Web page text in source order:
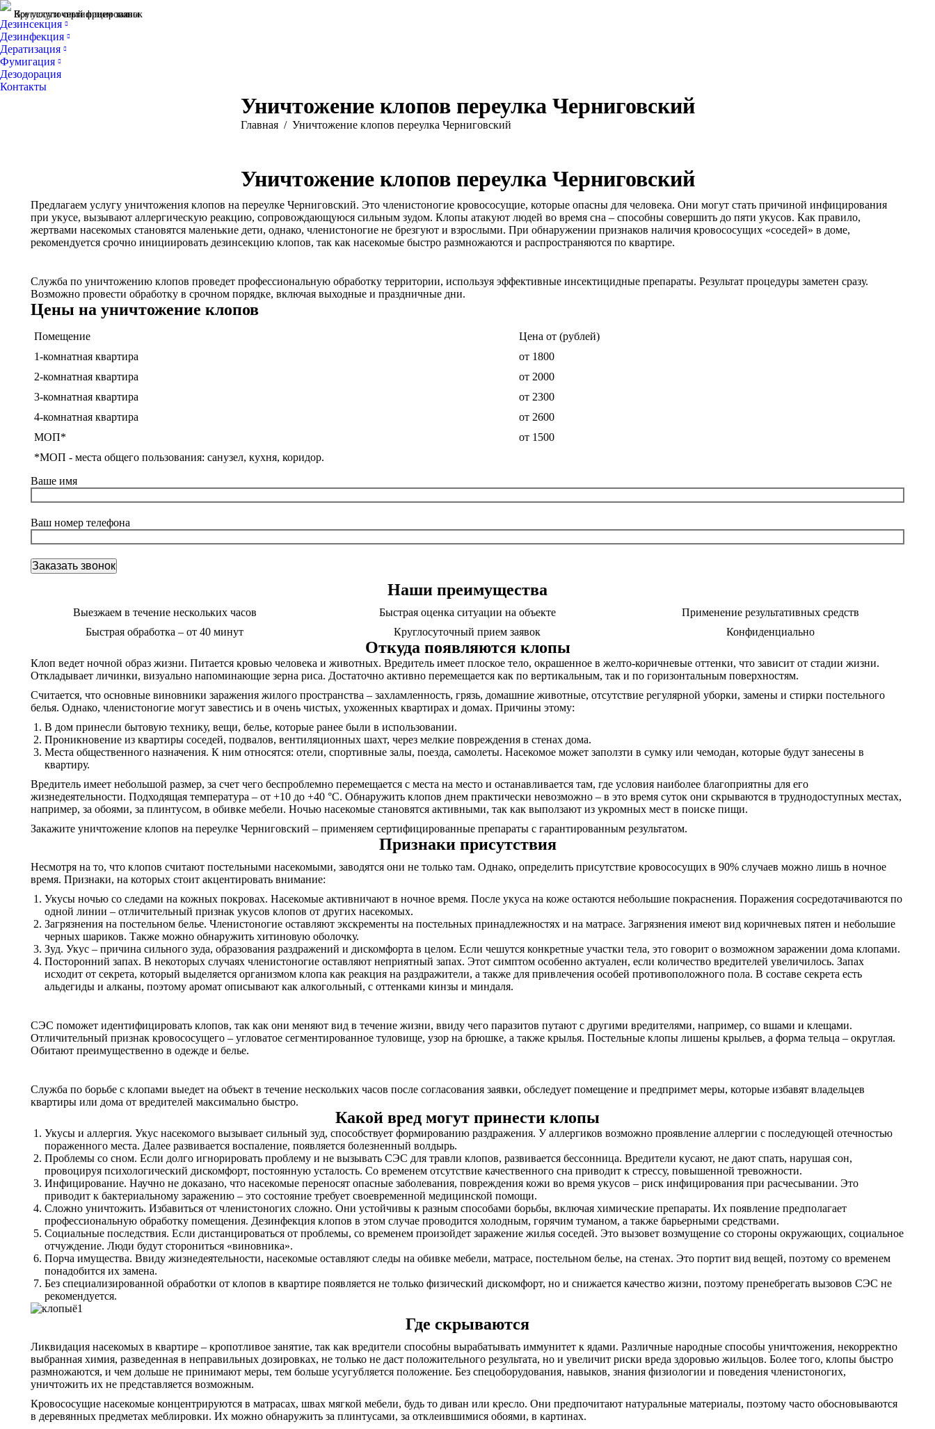
Все услуги сертифицированы
Круглосуточный прием заявок
Дезинсекция
Дезинфекция
Дератизация
Фумигация
Дезодорация
Контакты
Уничтожение клопов переулка Черниговский
Вы здесь:
Главная Уничтожение клопов переулка Черниговский
Уничтожение клопов переулка Черниговский
Предлагаем услугу уничтожения клопов на переулке Черниговский. Это членистоногие кровососущие, которые опасны для человека. Они могут стать причиной инфицирования
при укусе, вызывают аллергическую реакцию, сопровождающуюся сильным зудом. Клопы атакуют людей во время сна – способны совершить до пяти укусов. Как правило,
жертвами насекомых становятся маленькие дети, однако, членистоногие не брезгуют и взрослыми. При обнаружении признаков наличия кровососущих «соседей» в доме,
рекомендуется срочно инициировать дезинсекцию клопов, так как насекомые быстро размножаются и распространяются по квартире.
Служба по уничтожению клопов проведет профессиональную обработку территории, используя эффективные инсектицидные препараты. Результат процедуры заметен сразу.
Возможно провести обработку в срочном порядке, включая выходные и праздничные дни.
Цены на уничтожение клопов
Помещение
Цена от (рублей)
1-комнатная квартира
от 1800
2-комнатная квартира
от 2000
3-комнатная квартира
от 2300
4-комнатная квартира
от 2600
МОП*
от 1500
*МОП - места общего пользования: санузел, кухня, коридор.
Ваше имя
Ваш номер телефона
Наши преимущества
Выезжаем в течение нескольких часов Быстрая оценка ситуации на объекте
Применение результативных средств
Быстрая обработка – от 40 минут
Круглосуточный прием заявок Конфиденциально
Откуда появляются клопы
Клоп ведет ночной образ жизни. Питается кровью человека и животных. Вредитель имеет плоское тело, окрашенное в желто-коричневые оттенки, что зависит от стадии жизни.
Откладывает личинки, визуально напоминающие зерна риса. Достаточно активно перемещается как по вертикальным, так и по горизонтальным поверхностям.
Считается, что основные виновники заражения жилого пространства – захламленность, грязь, домашние животные, отсутствие регулярной уборки, замены и стирки постельного
белья. Однако, членистоногие могут завестись и в очень чистых, ухоженных квартирах и домах. Причины этому:
В дом принесли бытовую технику, вещи, белье, которые ранее были в использовании.
Проникновение из квартиры соседей, подвалов, вентиляционных шахт, через мелкие повреждения в стенах дома.
Места общественного назначения. К ним относятся: отели, спортивные залы, поезда, самолеты. Насекомое может заползти в сумку или чемодан, которые будут занесены в
квартиру.
Вредитель имеет небольшой размер, за счет чего беспроблемно перемещается с места на место и останавливается там, где условия наиболее благоприятны для его
жизнедеятельности. Подходящая температура – от +10 до +40 °С. Обнаружить клопов днем практически невозможно – в это время суток они скрываются в труднодоступных местах,
например, за обоями, за плинтусом, в обивке мебели. Ночью насекомые становятся активными, так как выползают из укромных мест в поиске пищи.
Закажите уничтожение клопов на переулке Черниговский – применяем сертифицированные препараты с гарантированным результатом.
Признаки присутствия
Несмотря на то, что клопов считают постельными насекомыми, заводятся они не только там. Однако, определить присутствие кровососущих в 90% случаев можно лишь в ночное
время. Признаки, на которых стоит акцентировать внимание:
Укусы ночью со следами на кожных покровах. Насекомые активничают в ночное время. После укуса на коже остаются небольшие покраснения. Поражения сосредотачиваются по
одной линии – отличительный признак укусов клопов от других насекомых.
Загрязнения на постельном белье. Членистоногие оставляют экскременты на постельных принадлежностях и на матрасе. Загрязнения имеют вид коричневых пятен и небольшие
черных шариков. Также можно обнаружить хитиновую оболочку.
Зуд. Укус – причина сильного зуда, образования раздражений и дискомфорта в целом. Если чешутся конкретные участки тела, это говорит о возможном заражении дома клопами.
Посторонний запах. В некоторых случаях членистоногие оставляют неприятный запах. Этот симптом особенно актуален, если количество вредителей увеличилось. Запах
исходит от секрета, который выделяется организмом клопа как реакция на раздражители, а также для привлечения особей противоположного пола. В составе секрета есть
альдегиды и алканы, поэтому аромат описывают как алкогольный, с оттенками кинзы и миндаля.
СЭС поможет идентифицировать клопов, так как они меняют вид в течение жизни, ввиду чего паразитов путают с другими вредителями, например, со вшами и клещами.
Отличительный признак кровососущего – угловатое сегментированное туловище, узор на брюшке, а также крылья. Постельные клопы лишены крыльев, а форма тельца – округлая.
Обитают преимущественно в одежде и белье.
Служба по борьбе с клопами выедет на объект в течение нескольких часов после согласования заявки, обследует помещение и предпримет меры, которые избавят владельцев
квартиры или дома от вредителей максимально быстро.
Какой вред могут принести клопы
Укусы и аллергия. Укус насекомого вызывает сильный зуд, способствует формированию раздражения. У аллергиков возможно проявление аллергии с последующей отечностью
пораженного места. Далее развивается воспаление, появляется болезненный волдырь.
Проблемы со сном. Если долго игнорировать проблему и не вызывать СЭС для травли клопов, развивается бессонница. Вредители кусают, не дают спать, нарушая сон,
провоцируя психологический дискомфорт, постоянную усталость. Со временем отсутствие качественного сна приводит к стрессу, повышенной тревожности.
Инфицирование. Научно не доказано, что насекомые переносят опасные заболевания, повреждения кожи во время укусов – риск инфицирования при расчесывании. Это
приводит к бактериальному заражению – это состояние требует своевременной медицинской помощи.
Сложно уничтожить. Избавиться от членистоногих сложно. Они устойчивы к разным способами борьбы, включая химические препараты. Их появление предполагает
профессиональную обработку помещения. Дезинфекция клопов в этом случае проводится холодным, горячим туманом, а также барьерными средствами.
Социальные последствия. Если дистанцироваться от проблемы, со временем произойдет заражение жилья соседей. Это вызовет возмущение со стороны окружающих, социальное
отчуждение. Люди будут сторониться «виновника».
Порча имущества. Ввиду жизнедеятельности, насекомые оставляют следы на обивке мебели, матрасе, постельном белье, на стенах. Это портит вид вещей, поэтому со временем
понадобится их замена.
Без специализированной обработки от клопов в квартире появляется не только физический дискомфорт, но и снижается качество жизни, поэтому пренебрегать вызовов СЭС не
рекомендуется.
Где скрываются
Ликвидация насекомых в квартире – кропотливое занятие, так как вредители способны вырабатывать иммунитет к ядами. Различные народные способы уничтожения, некорректно
выбранная химия, разведенная в неправильных дозировках, не только не даст положительного результата, но и увеличит риски вреда здоровью жильцов. Более того, клопы быстро
размножаются, и чем дольше не принимают меры, тем больше усугубляется положение. Без спецоборудования, навыков, знания физиологии и поведения членистоногих,
уничтожить их не представляется возможным.
Кровососущие насекомые концентрируются в матрасах, швах мягкой мебели, будь то диван или кресло. Они предпочитают натуральные материалы, поэтому часто обосновываются
в деревянных предметах меблировки. Их можно обнаружить за плинтусами, за отклеившимися обоями, в картинах.